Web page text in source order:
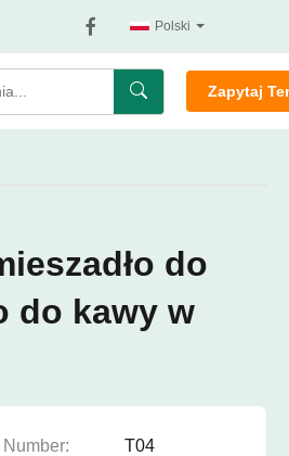
Polski
Zapytaj
do
do kawy w
T04